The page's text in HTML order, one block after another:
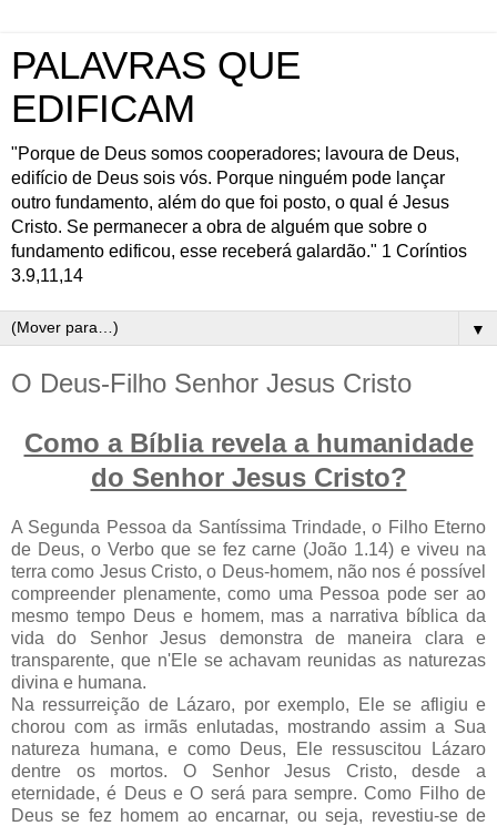
PALAVRAS QUE
EDIFICAM
"Porque de Deus somos cooperadores; lavoura de Deus,
edifício de Deus sois vós. Porque ninguém pode lançar
outro fundamento, além do que foi posto, o qual é Jesus
Cristo. Se permanecer a obra de alguém que sobre o
fundamento edificou, esse receberá galardão." 1 Coríntios
3.9,11,14
▼
O Deus-Filho Senhor Jesus Cristo
Como a Bíblia revela a humanidade
do Senhor Jesus Cristo?
A Segunda Pessoa da Santíssima Trindade, o Filho Eterno
de Deus, o Verbo que se fez carne (João 1.14) e viveu na
terra como Jesus Cristo, o Deus-homem, não nos é possível
compreender plenamente, como uma Pessoa pode ser ao
mesmo tempo Deus e homem, mas a narrativa bíblica da
vida do Senhor Jesus demonstra de maneira clara e
transparente, que n'Ele se achavam reunidas as naturezas
divina e humana.
Na ressurreição de Lázaro, por exemplo, Ele se afligiu e
chorou com as irmãs enlutadas, mostrando assim a Sua
natureza humana, e como Deus, Ele ressuscitou Lázaro
dentre os mortos. O Senhor Jesus Cristo, desde a
eternidade, é Deus e O será para sempre. Como Filho de
Deus se fez homem ao encarnar, ou seja, revestiu-se de